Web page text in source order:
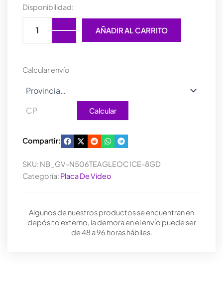
Disponibilidad:
PLACA
VIDEO
GIGABYTE
EAGLE
OC
8GB
cantidad
AÑADIR AL CARRITO
Calcular envío
Calcular
Compartir:
SKU: NB_GV-N506TEAGLEOC ICE-8GD
Categoría: Placa De Video
Algunos de nuestros productos se encuentran en
depósito externo, la demora en el envío puede ser
de 48 a 96 horas hábiles.